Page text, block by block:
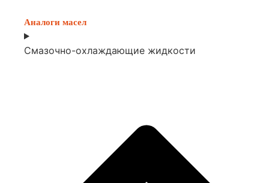
Аналоги масел
Смазочно-охлаждающие жидкости